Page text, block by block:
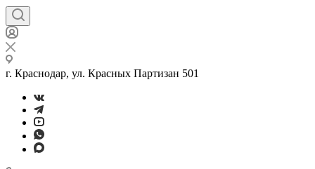
г. Краснодар, ул. Красных Партизан 501